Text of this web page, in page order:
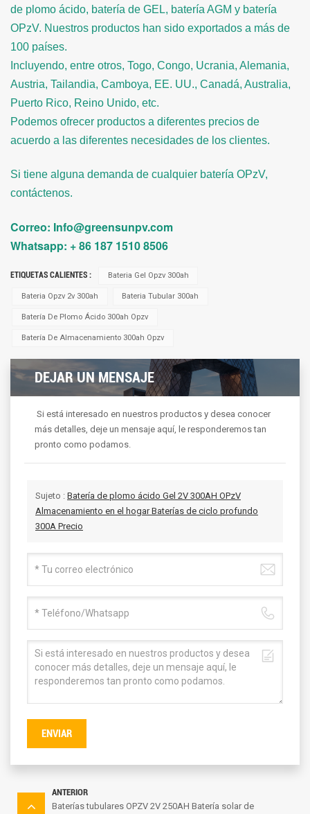
de plomo ácido, batería de GEL, batería AGM y batería
OPzV. Nuestros productos han sido exportados a más de
100 países.
Incluyendo, entre otros, Togo, Congo, Ucrania, Alemania,
Austria, Tailandia, Camboya, EE. UU., Canadá, Australia,
Puerto Rico, Reino Unido, etc.
Podemos ofrecer productos a diferentes precios de
acuerdo a las diferentes necesidades de los clientes.
Si tiene alguna demanda de cualquier batería OPzV,
contáctenos.
Correo: Info@greensunpv.com
Whatsapp: + 86 187 1510 8506
ETIQUETAS CALIENTES : Bateria Gel Opzv 300ah
Bateria Opzv 2v 300ah Bateria Tubular 300ah
Batería De Plomo Ácido 300ah Opzv
Batería De Almacenamiento 300ah Opzv
DEJAR UN MENSAJE
Si está interesado en nuestros productos y desea conocer
más detalles, deje un mensaje aquí, le responderemos tan
pronto como podamos.
Sujeto : Batería de plomo ácido Gel 2V 300AH OPzV
Almacenamiento en el hogar Baterías de ciclo profundo
300A Precio
ENVIAR
ANTERIOR
Baterías tubulares OPZV 2V 250AH Batería solar de